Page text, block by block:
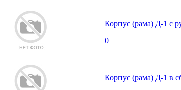
Корпус (рама) Д-1 с
0
Корпус (рама) Д-1 в